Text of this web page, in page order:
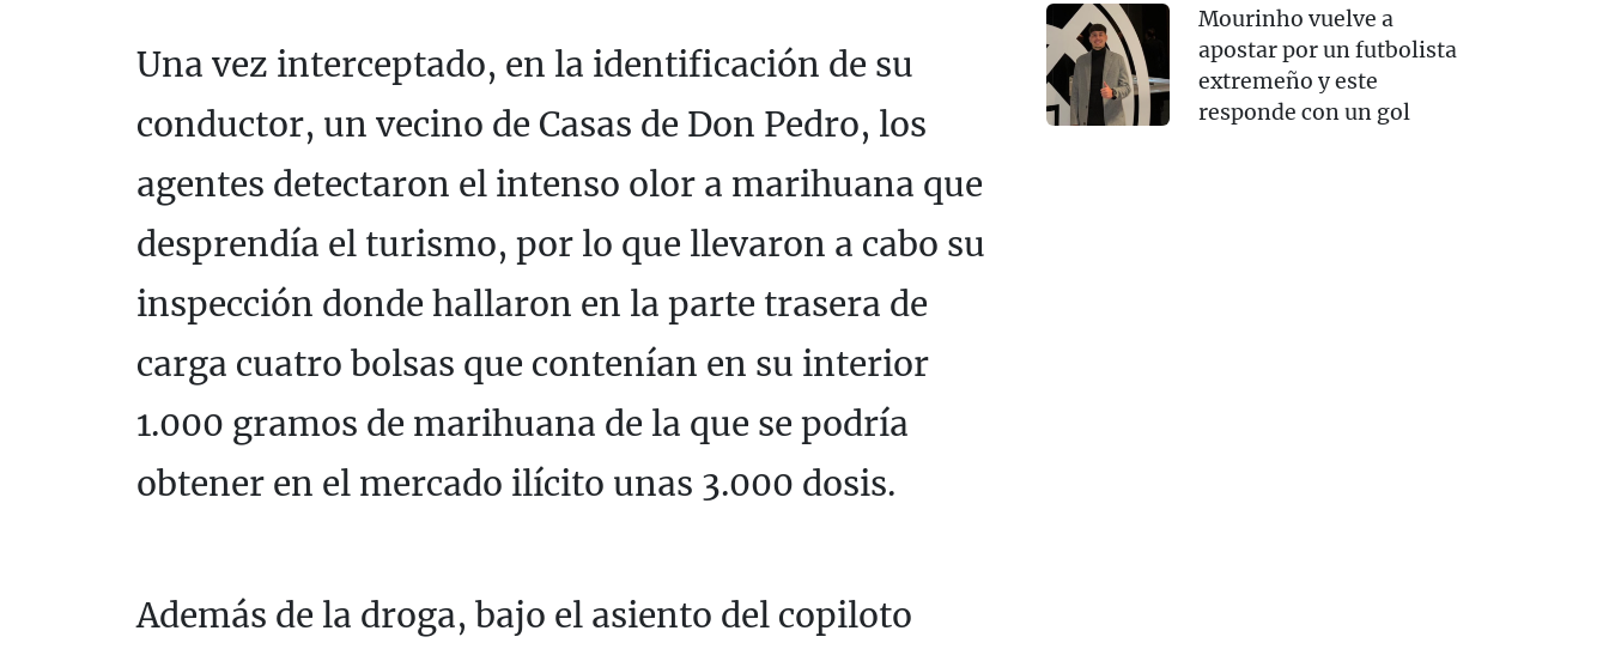
Una vez interceptado, en la identificación de su
conductor, un vecino de Casas de Don Pedro, los
agentes detectaron el intenso olor a marihuana que
desprendía el turismo, por lo que llevaron a cabo su
inspección donde hallaron en la parte trasera de
carga cuatro bolsas que contenían en su interior
1.000 gramos de marihuana de la que se podría
obtener en el mercado ilícito unas 3.000 dosis.
Además de la droga, bajo el asiento del copiloto
Mourinho vuelve a
apostar por un futbolista
extremeño y este
responde con un gol